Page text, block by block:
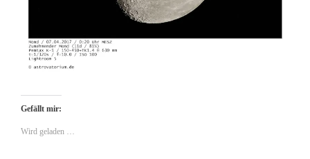
Gefällt mir:
Wird geladen …